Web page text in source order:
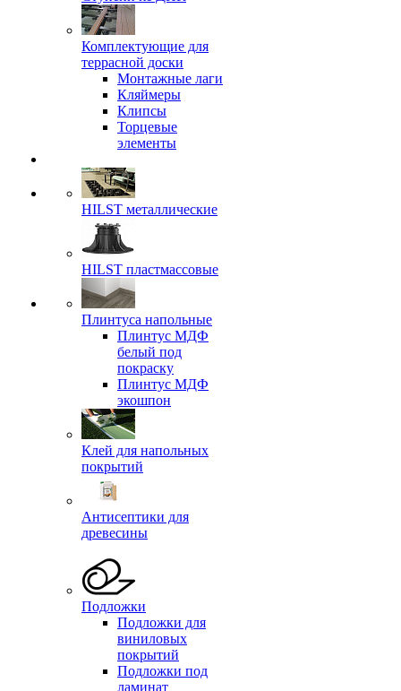
Комплектующие для
террасной доски
Монтажные лаги
Кляймеры
Клипсы
Торцевые
элементы
HILST металлические
HILST пластмассовые
Плинтуса напольные
Плинтус МДФ
белый под
покраску
Плинтус МДФ
экошпон
Клей для напольных
покрытий
Антисептики для
древесины
Подложки
Подложки для
виниловых
покрытий
Подложки под
ламинат